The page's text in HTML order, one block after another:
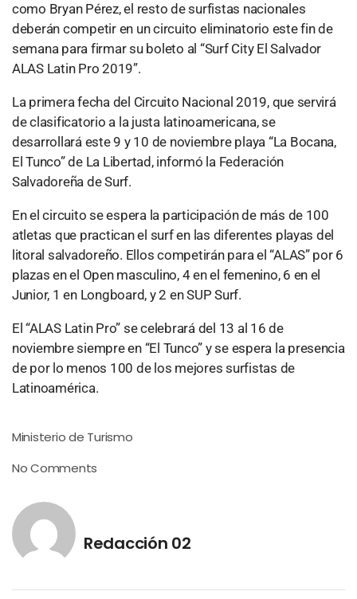
como Bryan Pérez, el resto de surfistas nacionales
deberán competir en un circuito eliminatorio este fin de
semana para firmar su boleto al “Surf City El Salvador
ALAS Latin Pro 2019”.
La primera fecha del Circuito Nacional 2019, que servirá
de clasificatorio a la justa latinoamericana, se
desarrollará este 9 y 10 de noviembre playa “La Bocana,
El Tunco” de La Libertad, informó la Federación
Salvadoreña de Surf.
En el circuito se espera la participación de más de 100
atletas que practican el surf en las diferentes playas del
litoral salvadoreño. Ellos competirán para el “ALAS” por 6
plazas en el Open masculino, 4 en el femenino, 6 en el
Junior, 1 en Longboard, y 2 en SUP Surf.
El “ALAS Latin Pro” se celebrará del 13 al 16 de
noviembre siempre en “El Tunco” y se espera la presencia
de por lo menos 100 de los mejores surfistas de
Latinoamérica.
Ministerio de Turismo
No Comments
Redacción 02